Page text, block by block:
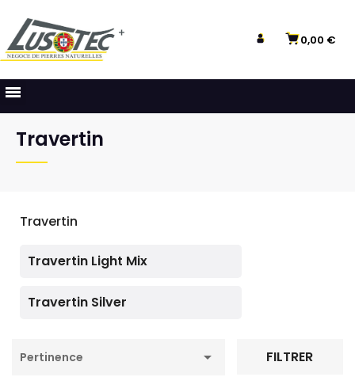
0,00 €
Travertin
Travertin
Travertin Light Mix
Travertin Silver
Pertinence  FILTRER